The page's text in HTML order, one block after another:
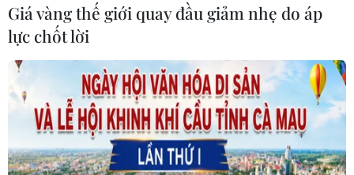
Quốc hội Anh bỏ phiếu về thỏa thuận với
EU trong tháng Một
13/12/2018 13:17
Theo kế hoạch do Chủ tịch Hạ viện Andrea Leadsom
công bố, các nghị sỹ Anh sẽ bỏ phiếu về thỏa thuận
Brexit mà Thủ tướng Theresa May đạt được với EU, vào
Giá vàng thế giới quay đầu giảm nhẹ do áp
lực chốt lời